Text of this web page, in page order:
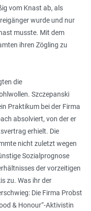
vom Knast ab, als
wurde und nur
musste. Mit dem
ihren Zögling zu
die
Szczepanski
Praktikum bei der Firma
absolviert, von der er
erhielt. Die
nicht zuletzt wegen
Sozialprognose
der vorzeitigen
zu. Was ihr der
Die Firma Probst
& Honour“-Aktivistin